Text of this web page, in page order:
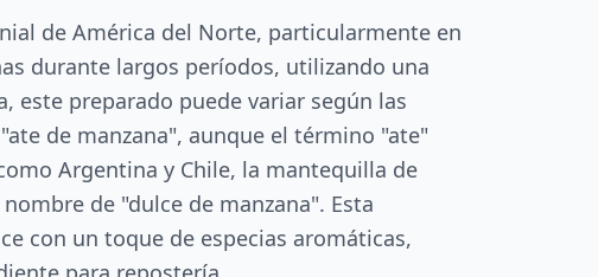
de América del Norte, particularmente en
durante largos períodos, utilizando una
este preparado puede variar según las
de manzana", aunque el término "ate"
Argentina y Chile, la mantequilla de
de "dulce de manzana". Esta
con un toque de especias aromáticas,